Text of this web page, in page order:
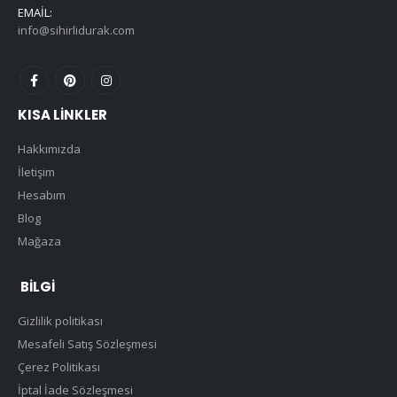
EMAIL:
info@sihirlidurak.com
KISA LINKLER
Hakkımızda
İletişim
Hesabım
Blog
Mağaza
BILGI
Gizlilik politikası
Mesafeli Satış Sözleşmesi
Çerez Politikası
İptal İade Sözleşmesi